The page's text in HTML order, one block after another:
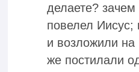
делаете?
повелел Иисус;
и возложили на
же постилали